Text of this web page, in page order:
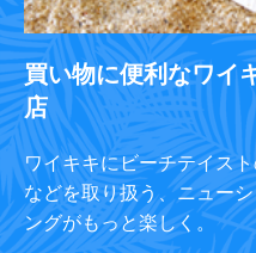
買い物に便利なワイ
店
ワイキキにビーチテイス
などを取り扱う、ニュー
ングがもっと楽しく。